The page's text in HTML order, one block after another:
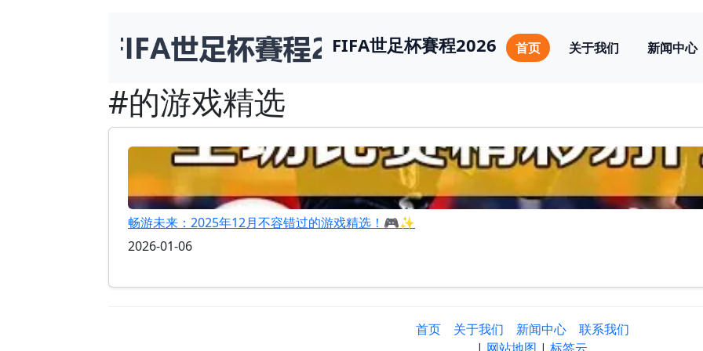
FIFA世足杯賽程2026 首页 关于我们 新闻中心
#的游戏精选
畅游未来：2025年12月不容错过的游戏精选！🎮✨
2026-01-06
首页 关于我们 新闻中心
联系我们